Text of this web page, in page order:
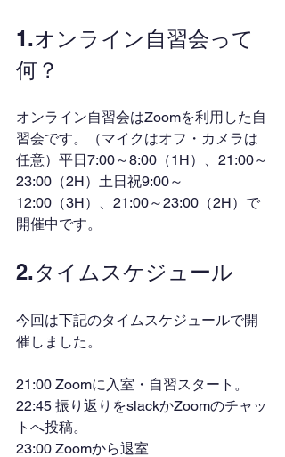
1.オンライン自習会って
何？
オンライン自習会はZoomを利用した自
習会です。（マイクはオフ・カメラは
任意）平日7:00～8:00（1H）、21:00～
23:00（2H）土日祝9:00～
12:00（3H）、21:00～23:00（2H）で
開催中です。
2.タイムスケジュール
今回は下記のタイムスケジュールで開
催しました。
21:00 Zoomに入室・自習スタート。
22:45 振り返りをslackかZoomのチャッ
トへ投稿。
23:00 Zoomから退室